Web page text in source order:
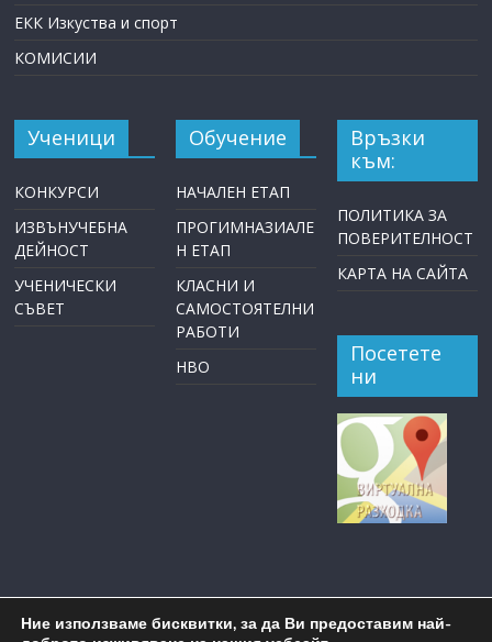
ЕКК Изкуства и спорт
КОМИСИИ
Ученици
КОНКУРСИ
ИЗВЪНУЧЕБНА
ДЕЙНОСТ
УЧЕНИЧЕСКИ
СЪВЕТ
Обучение
НАЧАЛЕН ЕТАП
ПРОГИМНАЗИАЛЕ
Н ЕТАП
КЛАСНИ И
САМОСТОЯТЕЛНИ
РАБОТИ
НВО
Връзки
към:
ПОЛИТИКА ЗА
ПОВЕРИТЕЛНОСТ
КАРТА НА САЙТА
Посетете
ни
Ние използваме бисквитки, за да Ви предоставим най-